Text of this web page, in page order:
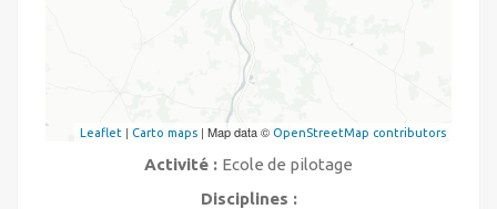
Leaflet | Carto maps | Map data © OpenStreetMap contributors
Activité : Ecole de pilotage
Disciplines :